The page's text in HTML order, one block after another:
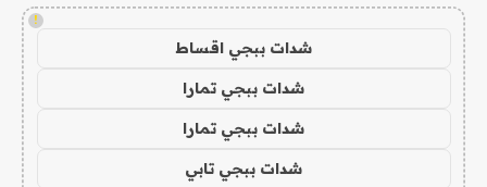
!
شدات ببجي اقساط
شدات ببجي تمارا
شدات ببجي تمارا
شدات ببجي تابي